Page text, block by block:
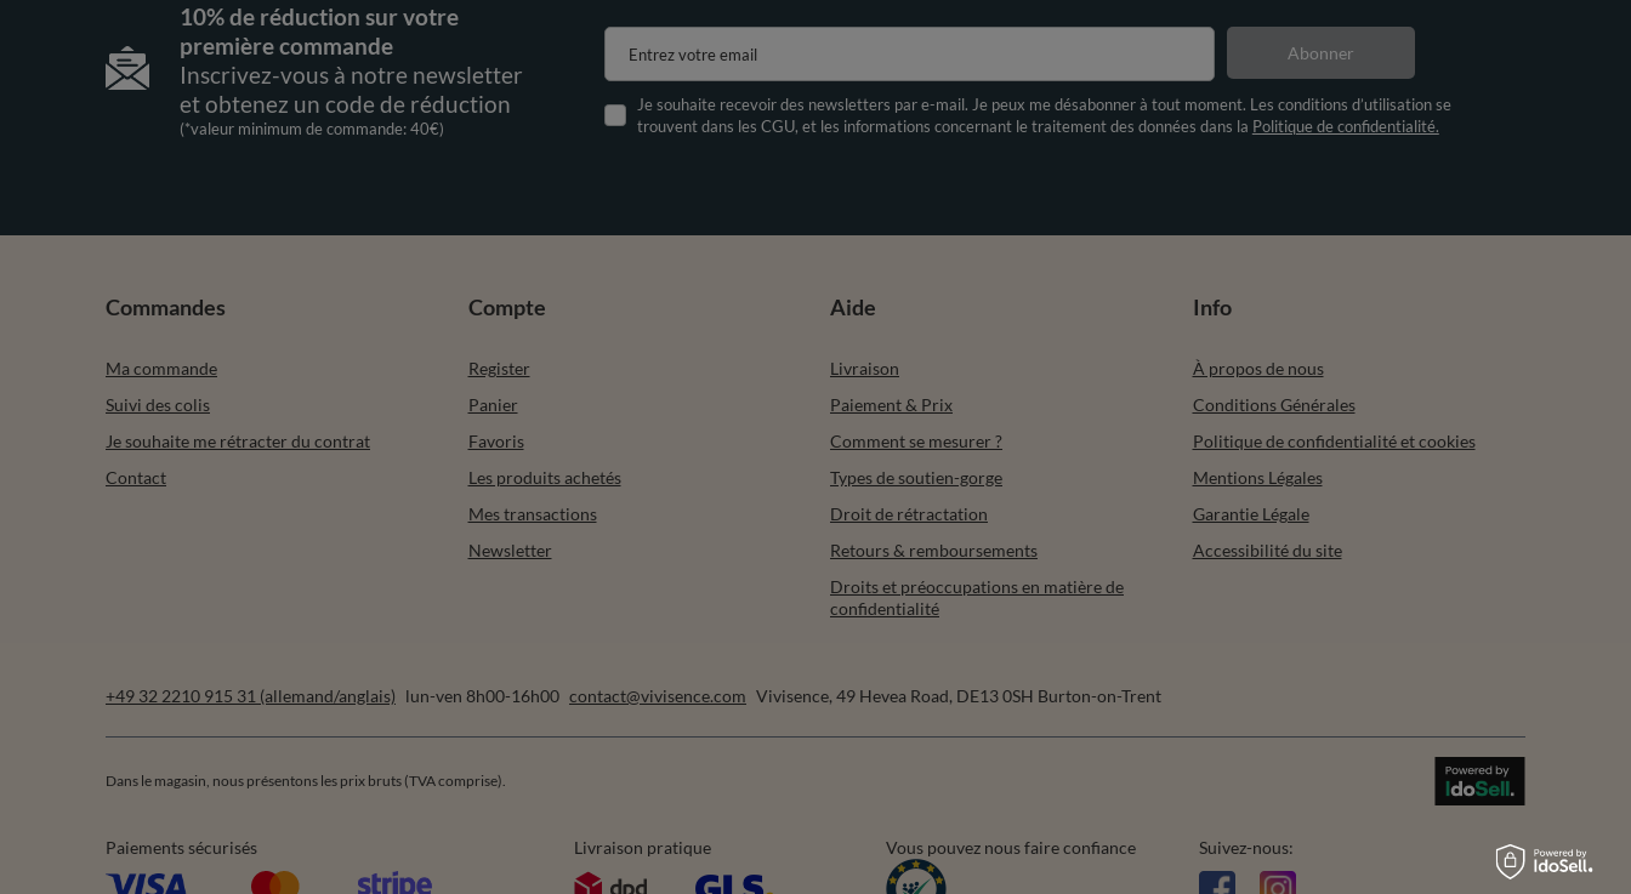
10% de réduction sur votre
première commande
Inscrivez-vous à notre newsletter
et obtenez un code de réduction
(*valeur minimum de commande: 40€)
Entrez votre email
Je souhaite recevoir des newsletters par e-mail. Je peux me désabonner à tout moment. Les conditions d’utilisation se
trouvent dans les CGU, et les informations concernant le traitement des données dans la Politique de confidentialité.
Abonner
Commandes
Ma commande
Suivi des colis
Je souhaite me rétracter du contrat
Contact
Compte
Register
Panier
Favoris
Les produits achetés
Mes transactions
Newsletter
Aide
Livraison
Paiement & Prix
Comment se mesurer ?
Types de soutien-gorge
Droit de rétractation
Retours & remboursements
Droits et préoccupations en matière de
confidentialité
Info
À propos de nous
Conditions Générales
Politique de confidentialité et cookies
Mentions Légales
Garantie Légale
Accessibilité du site
+49 32 2210 915 31 (allemand/anglais) lun-ven 8h00-16h00 contact@vivisence.com Vivisence, 49 Hevea Road, DE13 0SH Burton-on-Trent
Dans le magasin, nous présentons les prix bruts (TVA comprise).
Paiements sécurisés Livraison pratique Vous pouvez nous faire confiance Suivez-nous: